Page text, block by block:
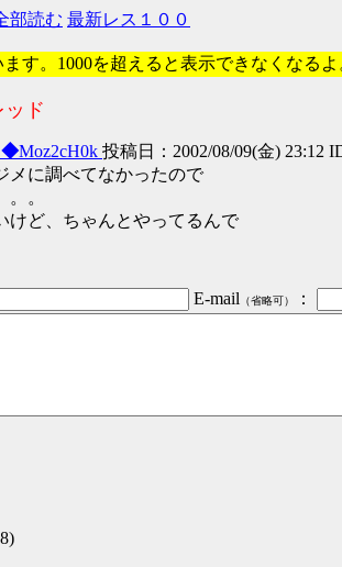
部読む 最新レス１００
す。1000を超えると表示できなくなるよ
ド
◆Moz2cH0k 投稿日：2002/08/09(金) 23:12
メに調べてなかったので
。
けど、ちゃんとやってるんで
E-mail （省略可） ：